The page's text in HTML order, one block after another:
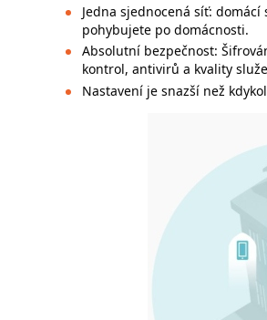
Jedna sjednocená síť:
pohybujete po domácnosti.
Absolutní bezpečnost:
kontrol, antivirů a kvality
Nastavení je snazší než